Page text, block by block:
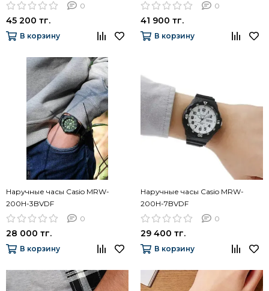
0
45 200 тг.
В корзину
0
41 900 тг.
В корзину
Наручные часы Casio MRW-
200H-3BVDF
0
28 000 тг.
В корзину
Наручные часы Casio MRW-
200H-7BVDF
0
29 400 тг.
В корзину